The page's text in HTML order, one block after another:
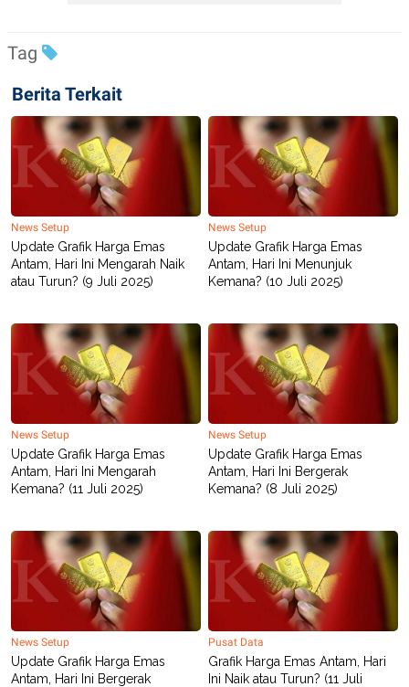
Tag
Berita Terkait
News Setup
Update Grafik Harga Emas
Antam, Hari Ini Mengarah Naik
atau Turun? (9 Juli 2025)
News Setup
Update Grafik Harga Emas
Antam, Hari Ini Menunjuk
Kemana? (10 Juli 2025)
News Setup
Update Grafik Harga Emas
Antam, Hari Ini Mengarah
Kemana? (11 Juli 2025)
News Setup
Update Grafik Harga Emas
Antam, Hari Ini Bergerak
Kemana? (8 Juli 2025)
News Setup
Update Grafik Harga Emas
Antam, Hari Ini Bergerak
Pusat Data
Grafik Harga Emas Antam, Hari
Ini Naik atau Turun? (11 Juli